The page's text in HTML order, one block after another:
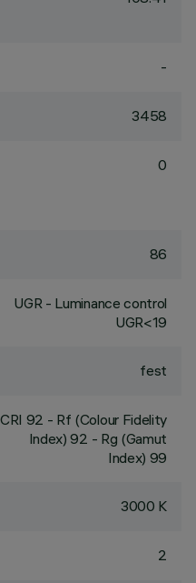
-
3458
0
86
UGR - Luminance control
UGR<19
fest
CRI 92 - Rf (Colour Fidelity
Index) 92 - Rg (Gamut
Index) 99
3000 K
2